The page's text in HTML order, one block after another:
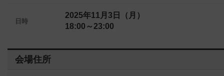
日時
2025年11月3日（月）
18:00～23:00
会場住所